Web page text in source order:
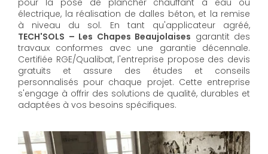
pour la pose de plancher chauffant à eau ou
électrique, la réalisation de dalles béton, et la remise
à niveau du sol. En tant qu'applicateur agréé,
TECH'SOLS – Les Chapes Beaujolaises garantit des
travaux conformes avec une garantie décennale.
Certifiée RGE/Qualibat, l'entreprise propose des devis
gratuits et assure des études et conseils
personnalisés pour chaque projet. Cette entreprise
s'engage à offrir des solutions de qualité, durables et
adaptées à vos besoins spécifiques.